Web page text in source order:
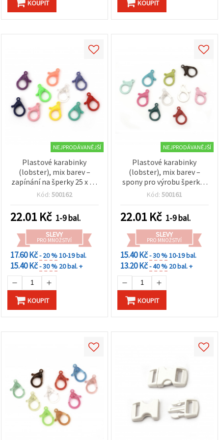
KOUPIT KOUPIT
NEJPRODÁVANĚJŠÍ
Plastové karabinky
(lobster), mix barev –
zapínání na šperky 25 x 15
mm, otvor 2 mm, pro DIY
Kód: 500162
22.01 Kč 1-9 bal.
SLEVY
PRO MNOŽSTVÍ
17.60 Kč- 20 %10-19 bal.
15.40 Kč- 30 % 20 bal. +
KOUPIT
NEJPRODÁVANĚJŠÍ
Plastové karabinky
(lobster), mix barev –
spony pro výrobu šperků,
klíčenek a DIY, 35×22 mm,
Kód: 500161
22.01 Kč 1-9 bal.
SLEVY
PRO MNOŽSTVÍ
15.40 Kč- 30 %10-19 bal.
13.20 Kč- 40 % 20 bal. +
KOUPIT